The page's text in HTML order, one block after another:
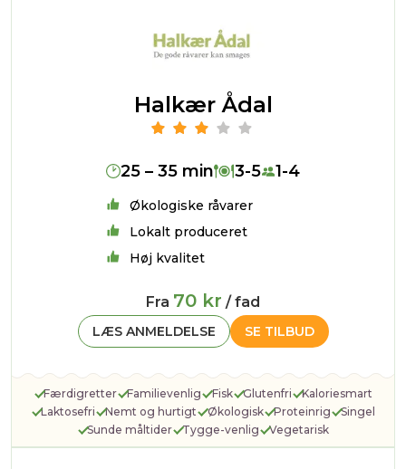
Halkær Ådal
25 – 35 min 3-5 1-4
Økologiske råvarer
Lokalt produceret
Høj kvalitet
Fra 70 kr / fad
SE TILBUD
LÆS ANMELDELSE
Færdigretter Familievenlig Fisk Glutenfri
Kaloriesmart
Laktosefri
Nemt og hurtigt Økologisk Proteinrig
Singel
Sunde måltider
Tygge-venlig Vegetarisk